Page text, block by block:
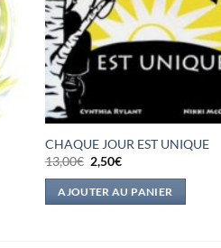
CHAQUE JOUR EST UNIQUE
13,00€ Le
initial
était :
2,50€Le
actuel
est :
AJOUTER AU PANIER